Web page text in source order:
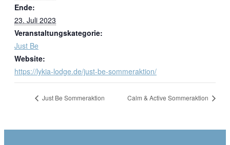
Ende:
23. Juli 2023
Veranstaltungskategorie:
Just Be
Website:
https://lykia-lodge.de/just-be-sommeraktion/
Just Be Sommeraktion Calm & Active Sommeraktion